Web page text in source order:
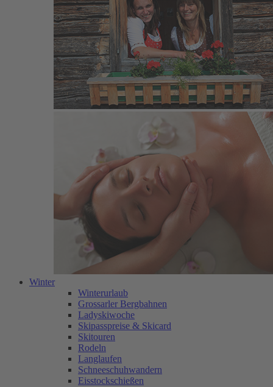
Winter
Winterurlaub
Grossarler Bergbahnen
Ladyskiwoche
Skipasspreise & Skicard
Skitouren
Rodeln
Langlaufen
Schneeschuhwandern
Eisstockschießen